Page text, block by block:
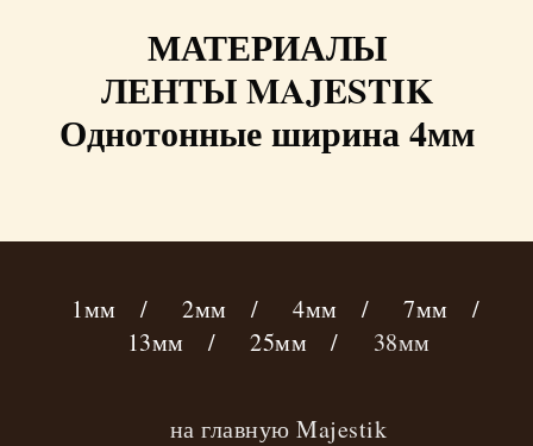
МАТЕРИАЛЫ
ЛЕНТЫ MAJESTIK
Однотонные ширина 4мм
1мм / 2мм / 4мм / 7мм
/
13мм
/ 25мм / 38мм
на главную Majestik